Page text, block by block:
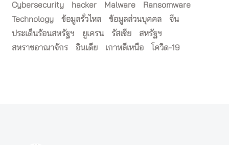
Cybersecurity
hacker Malware
Ransomware
Technology
ข้อมูลรั่วไหล ข้อมูลส่วนบุคคล
จีน
ประเด็นร้อนสหรัฐฯ
ยูเครน รัสเซีย
สหรัฐฯ
สหราชอาณาจักร
อินเดีย เกาหลีเหนือ โควิด-19